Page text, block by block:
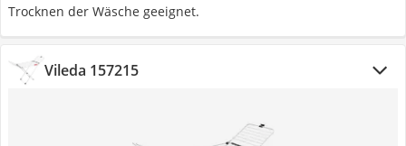
Trocknen der Wäsche geeignet.
Vileda 157215